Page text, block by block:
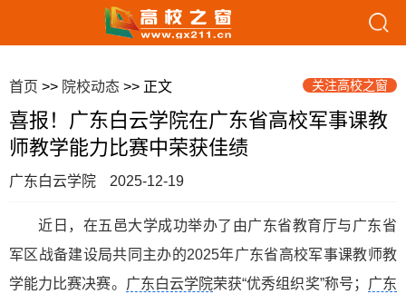
首页 >> 院校动态 >> 正文 关注高校之窗
喜报！广东白云学院在广东省高校军事课教
师教学能力比赛中荣获佳绩
广东白云学院 2025-12-19
近日，在五邑大学成功举办了由广东省教育厅与广东省
军区战备建设局共同主办的2025年广东省高校军事课教师教
学能力比赛决赛。 广东白云学院荣获“优秀组织奖”称号； 广东